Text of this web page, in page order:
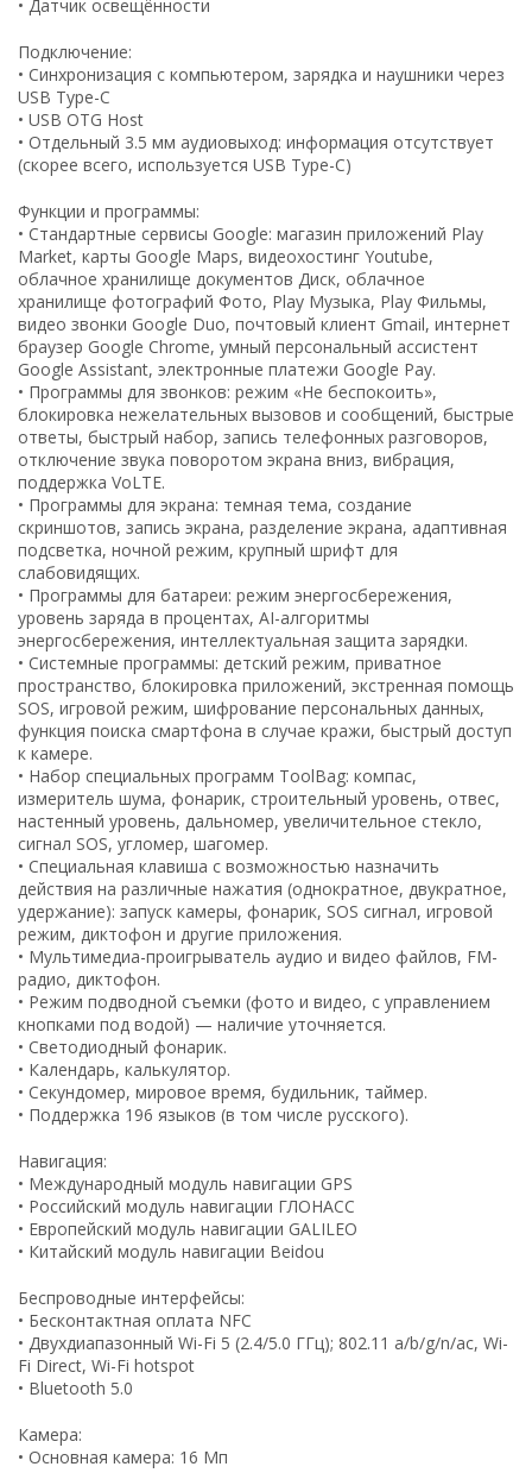
• Датчик освещённости
Подключение:
• Синхронизация с компьютером, зарядка и наушники через
USB Type-C
• USB OTG Host
• Отдельный 3.5 мм аудиовыход: информация отсутствует
(скорее всего, используется USB Type-C)
Функции и программы:
• Стандартные сервисы Google: магазин приложений Play
Market, карты Google Maps, видеохостинг Youtube,
облачное хранилище документов Диск, облачное
хранилище фотографий Фото, Play Музыка, Play Фильмы,
видео звонки Google Duo, почтовый клиент Gmail, интернет
браузер Google Chrome, умный персональный ассистент
Google Assistant, электронные платежи Google Pay.
• Программы для звонков: режим «Не беспокоить»,
блокировка нежелательных вызовов и сообщений, быстрые
ответы, быстрый набор, запись телефонных разговоров,
отключение звука поворотом экрана вниз, вибрация,
поддержка VoLTE.
• Программы для экрана: темная тема, создание
скриншотов, запись экрана, разделение экрана, адаптивная
подсветка, ночной режим, крупный шрифт для
слабовидящих.
• Программы для батареи: режим энергосбережения,
уровень заряда в процентах, AI-алгоритмы
энергосбережения, интеллектуальная защита зарядки.
• Системные программы: детский режим, приватное
пространство, блокировка приложений, экстренная помощь
SOS, игровой режим, шифрование персональных данных,
функция поиска смартфона в случае кражи, быстрый доступ
к камере.
• Набор специальных программ ToolBag: компас,
измеритель шума, фонарик, строительный уровень, отвес,
настенный уровень, дальномер, увеличительное стекло,
сигнал SOS, угломер, шагомер.
• Специальная клавиша с возможностью назначить
действия на различные нажатия (однократное, двукратное,
удержание): запуск камеры, фонарик, SOS сигнал, игровой
режим, диктофон и другие приложения.
• Мультимедиа-проигрыватель аудио и видео файлов, FM-
радио, диктофон.
• Режим подводной съемки (фото и видео, с управлением
кнопками под водой) — наличие уточняется.
• Светодиодный фонарик.
• Календарь, калькулятор.
• Секундомер, мировое время, будильник, таймер.
• Поддержка 196 языков (в том числе русского).
Навигация:
• Международный модуль навигации GPS
• Российский модуль навигации ГЛОНАСС
• Европейский модуль навигации GALILEO
• Китайский модуль навигации Beidou
Беспроводные интерфейсы:
• Бесконтактная оплата NFC
• Двухдиапазонный Wi-Fi 5 (2.4/5.0 ГГц); 802.11 a/b/g/n/ac, Wi-
Fi Direct, Wi-Fi hotspot
• Bluetooth 5.0
Камера:
• Основная камера: 16 Мп